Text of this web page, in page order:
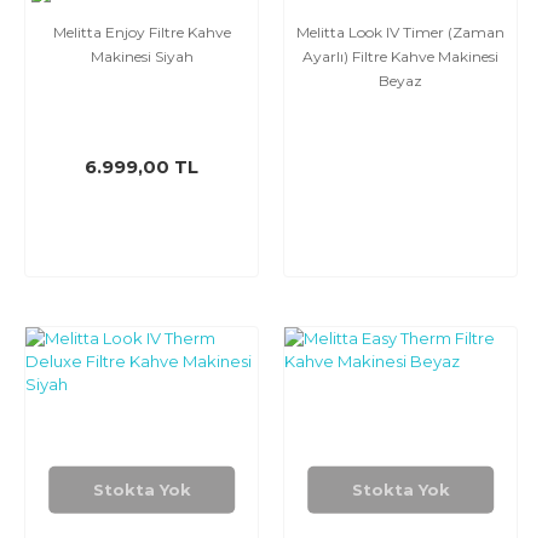
Melitta Enjoy Filtre Kahve
Makinesi Siyah
6.999,00 TL
Melitta Look IV Timer (Zaman
Ayarlı) Filtre Kahve Makinesi
Beyaz
Stokta Yok Stokta Yok